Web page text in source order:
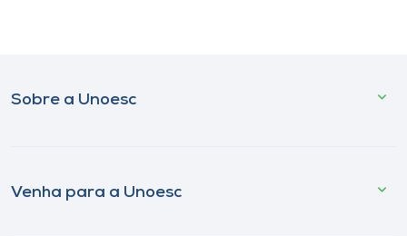
Sobre a Unoesc
Venha para a Unoesc